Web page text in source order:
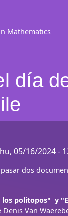
Mathematics
día
05/16/2024 -
dos
politopos" y "
Denis Van